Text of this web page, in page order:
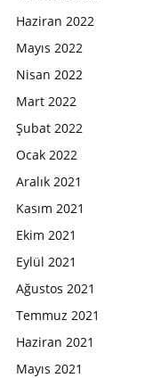
Haziran 2022
Mayıs 2022
Nisan 2022
Mart 2022
Şubat 2022
Ocak 2022
Aralık 2021
Kasım 2021
Ekim 2021
Eylül 2021
Ağustos 2021
Temmuz 2021
Haziran 2021
Mayıs 2021